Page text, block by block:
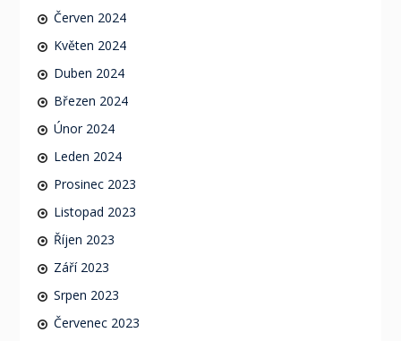
Červen 2024
Květen 2024
Duben 2024
Březen 2024
Únor 2024
Leden 2024
Prosinec 2023
Listopad 2023
Říjen 2023
Září 2023
Srpen 2023
Červenec 2023